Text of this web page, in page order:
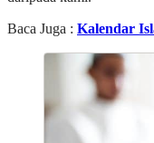
Baca Juga : Kalendar